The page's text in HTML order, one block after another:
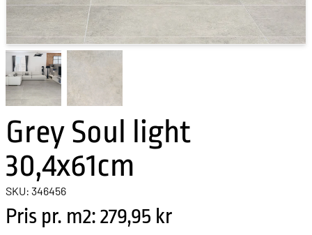
Grey Soul light
30,4x61cm
SKU: 346456
Pris pr. m2: 279,95 kr